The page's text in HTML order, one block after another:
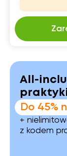
All-
Do 45%
+
z kodem